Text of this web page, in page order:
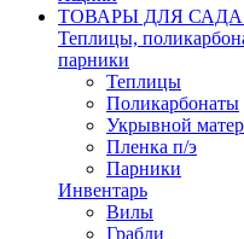
ТОВАРЫ ДЛЯ
Теплицы,
парники
Теплицы
Поликарбонаты
Укрывной
Пленка п/э
Парники
Инвентарь
Вилы
Грабли